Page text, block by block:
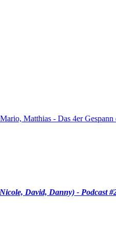
Matthias - Das 4er Gespann
David, Danny) - Podcast